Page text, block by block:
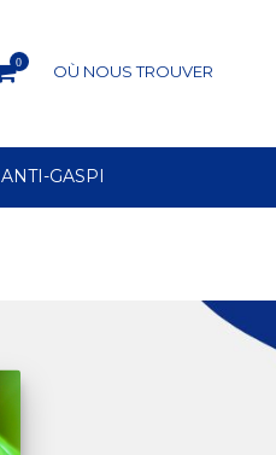
0 OÙ NOUS TROUVER
ANTI-GASPI